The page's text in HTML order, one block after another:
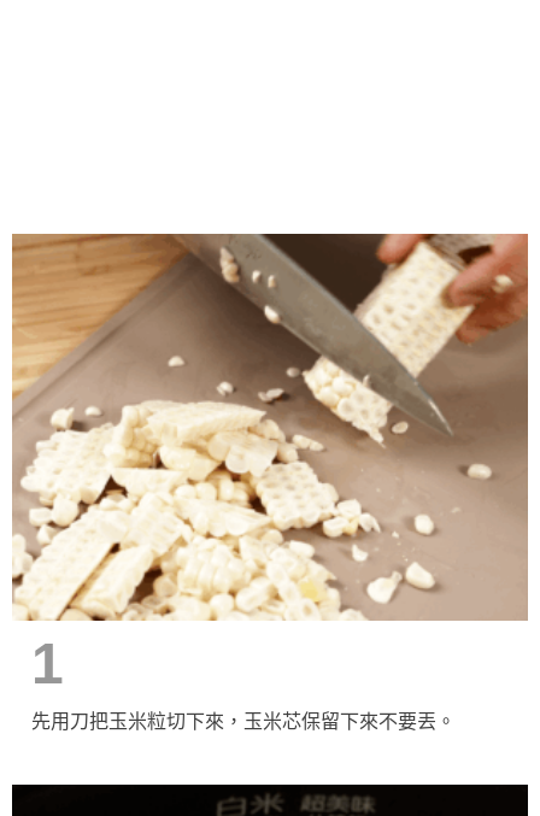
1
先用刀把玉米粒切下來，玉米芯保留下來不要丟。